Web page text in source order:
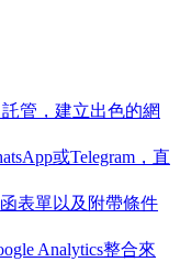
管，建立出色的網
或Telegram，直
表單以及附帶條件
Analytics整合來